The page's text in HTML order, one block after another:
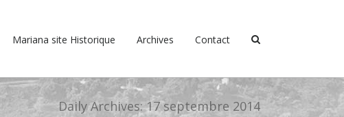
Mariana site Historique Archives Contact
Daily Archives:17 septembre 2014